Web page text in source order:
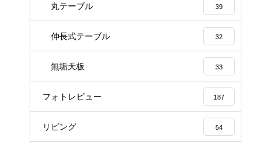
丸テーブル 39
伸長式テーブル 32
無垢天板 33
フォトレビュー 187
リビング 54